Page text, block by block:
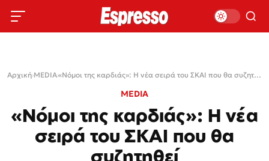
Αρχική›MEDIA› «Νόμοι της καρδιάς»: Η νέα σειρά του ΣΚΑΙ που θα συζητηθεί
MEDIA
«Νόμοι της καρδιάς»: Η νέα
σειρά του ΣΚΑΙ που θα
συζητηθεί